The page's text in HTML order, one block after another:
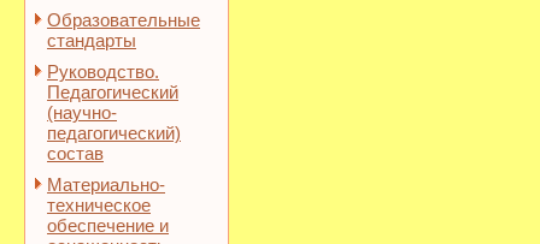
Образовательные
стандарты
Руководство.
Педагогический
(научно-
педагогический)
состав
Материально-
техническое
обеспечение и